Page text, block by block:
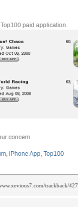
paid application.
concern
, iPhone App, Top100
trackback/427